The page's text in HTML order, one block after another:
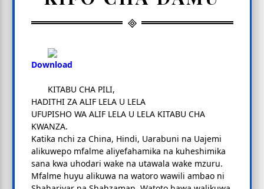
Download
KITABU CHA PILI,
HADITHI ZA ALIF LELA U LELA
UFUPISHO WA ALIF LELA U LELA KITABU CHA
KWANZA.
Katika nchi za China, Hindi, Uarabuni na Uajemi
alikuwepo mfalme aliyefahamika na kuheshimika
sana kwa uhodari wake na utawala wake mzuru.
Mfalme huyu alikuwa na watoro wawili ambao ni